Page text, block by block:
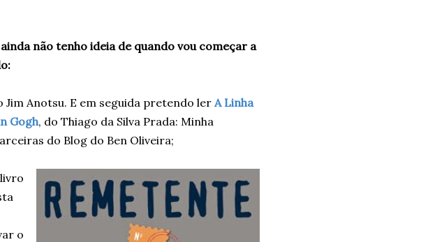
não tenho ideia de quando vou começar a
Jim Anotsu. E em seguida pretendo lerA Linha
Gogh, do Thiago da Silva Prada: Minha
do Blog do Ben Oliveira;
o